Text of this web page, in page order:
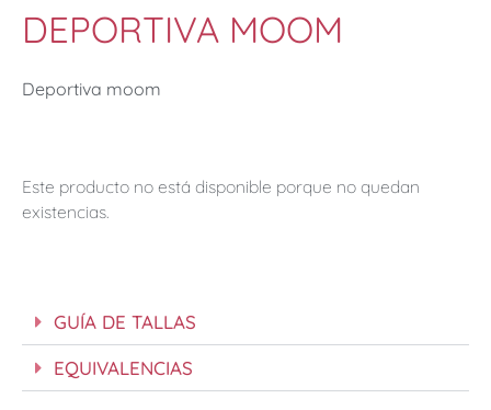
DEPORTIVA MOOM
Deportiva moom
Este producto no está disponible porque no quedan
existencias.
GUÍA DE TALLAS
EQUIVALENCIAS